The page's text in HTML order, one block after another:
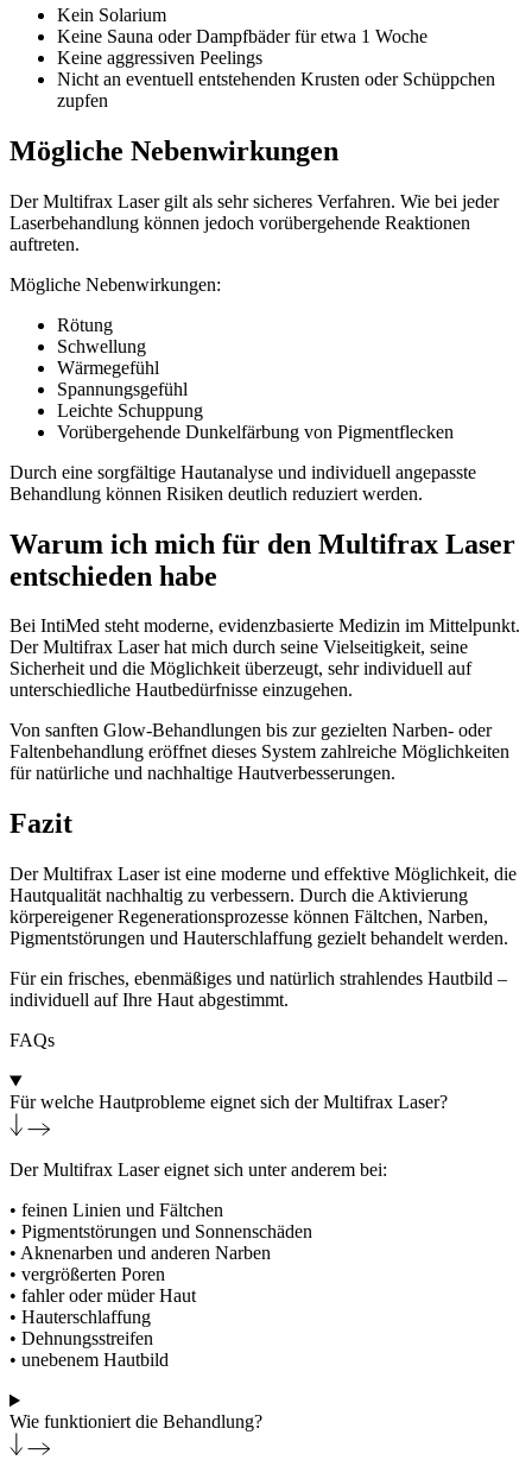
Kein Solarium
Keine Sauna oder Dampfbäder für etwa 1 Woche
Keine aggressiven Peelings
Nicht an eventuell entstehenden Krusten oder Schüppchen
zupfen
Mögliche Nebenwirkungen
Der Multifrax Laser gilt als sehr sicheres Verfahren. Wie bei jeder
Laserbehandlung können jedoch vorübergehende Reaktionen
auftreten.
Mögliche Nebenwirkungen:
Rötung
Schwellung
Wärmegefühl
Spannungsgefühl
Leichte Schuppung
Vorübergehende Dunkelfärbung von Pigmentflecken
Durch eine sorgfältige Hautanalyse und individuell angepasste
Behandlung können Risiken deutlich reduziert werden.
Warum ich mich für den Multifrax Laser
entschieden habe
Bei IntiMed steht moderne, evidenzbasierte Medizin im Mittelpunkt.
Der Multifrax Laser hat mich durch seine Vielseitigkeit, seine
Sicherheit und die Möglichkeit überzeugt, sehr individuell auf
unterschiedliche Hautbedürfnisse einzugehen.
Von sanften Glow-Behandlungen bis zur gezielten Narben- oder
Faltenbehandlung eröffnet dieses System zahlreiche Möglichkeiten
für natürliche und nachhaltige Hautverbesserungen.
Fazit
Der Multifrax Laser ist eine moderne und effektive Möglichkeit, die
Hautqualität nachhaltig zu verbessern. Durch die Aktivierung
körpereigener Regenerationsprozesse können Fältchen, Narben,
Pigmentstörungen und Hauterschlaffung gezielt behandelt werden.
Für ein frisches, ebenmäßiges und natürlich strahlendes Hautbild –
individuell auf Ihre Haut abgestimmt.
FAQs
Für welche Hautprobleme eignet sich der Multifrax Laser?
Der Multifrax Laser eignet sich unter anderem bei:
• feinen Linien und Fältchen
• Pigmentstörungen und Sonnenschäden
• Aknenarben und anderen Narben
• vergrößerten Poren
• fahler oder müder Haut
• Hauterschlaffung
• Dehnungsstreifen
• unebenem Hautbild
Wie funktioniert die Behandlung?